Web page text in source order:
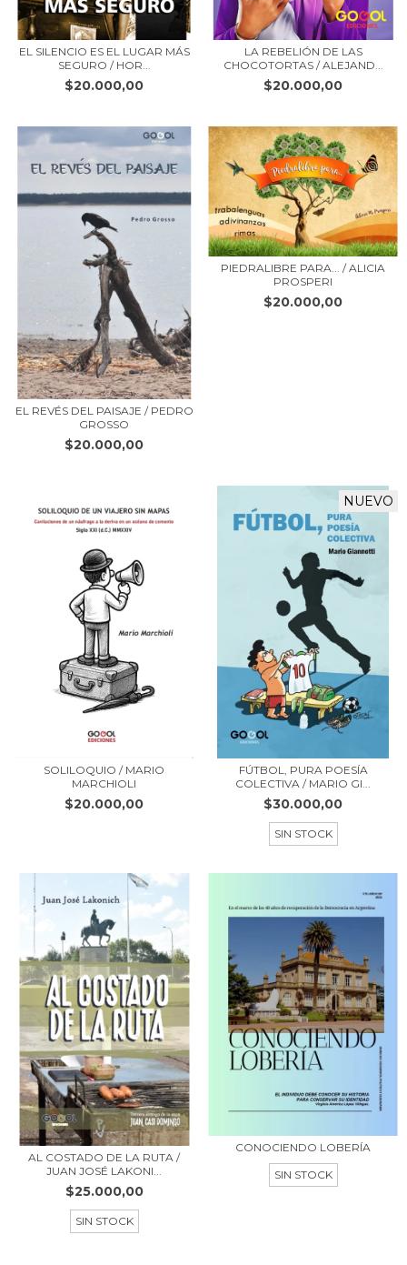
EL SILENCIO ES EL LUGAR MÁS
SEGURO / HOR...
$20.000,00
LA REBELIÓN DE LAS
CHOCOTORTAS / ALEJAND...
$20.000,00
EL REVÉS DEL PAISAJE / PEDRO
GROSSO
$20.000,00
PIEDRALIBRE PARA... / ALICIA
PROSPERI
$20.000,00
SOLILOQUIO / MARIO
MARCHIOLI
$20.000,00
NUEVO
FÚTBOL, PURA POESÍA
COLECTIVA / MARIO GI...
$30.000,00
SIN STOCK
AL COSTADO DE LA RUTA /
JUAN JOSÉ LAKONI...
$25.000,00
SIN STOCK
CONOCIENDO LOBERÍA
SIN STOCK